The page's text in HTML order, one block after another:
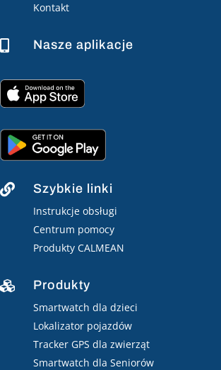
Kontakt
 Nasze aplikacje
 Szybkie linki
Instrukcje obsługi
Centrum pomocy
Produkty CALMEAN
 Produkty
Smartwatch dla dzieci
Lokalizator pojazdów
Tracker GPS dla zwierząt
Smartwatch dla Seniorów